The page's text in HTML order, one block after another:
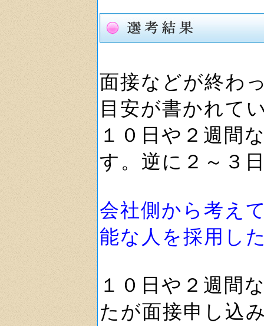
面接などが終わ
目安が書かれて
１０日や２週間
す。逆に２～３
会社側から考え
能な人を採用し
１０日や２週間
たが面接申し込